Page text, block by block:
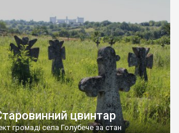
цвинтар
громаді села Голубече за стан